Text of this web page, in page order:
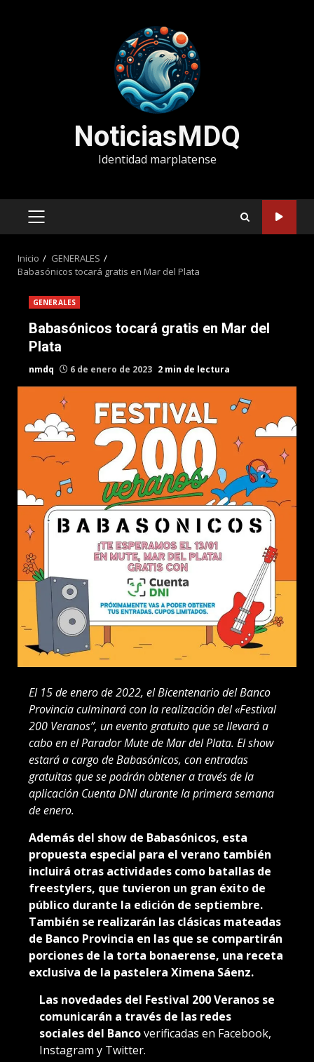
NoticiasMDQ
Identidad marplatense
MENÚ
Inicio
GENERALES
Babasónicos tocará gratis en Mar del Plata
GENERALES
Babasónicos tocará gratis en Mar del
Plata
nmdq 6 de enero de 2023 2 min de lectura
El 15 de enero de 2022, el Bicentenario del Banco
Provincia culminará con la realización del «Festival
200 Veranos”, un evento gratuito que se llevará a
cabo en el Parador Mute de Mar del Plata. El show
estará a cargo de Babasónicos, con entradas
gratuitas que se podrán obtener a través de la
aplicación Cuenta DNI durante la primera semana
de enero.
Además del show de Babasónicos, esta
propuesta especial para el verano también
incluirá otras actividades como batallas de
freestylers, que tuvieron un gran éxito de
público durante la edición de septiembre.
También se realizarán las clásicas mateadas
de Banco Provincia en las que se compartirán
porciones de la torta bonaerense, una receta
exclusiva de la pastelera Ximena Sáenz.
Las novedades del Festival 200 Veranos se
comunicarán a través de las redes
sociales del Bancoverificadas en Facebook,
Instagram y Twitter.